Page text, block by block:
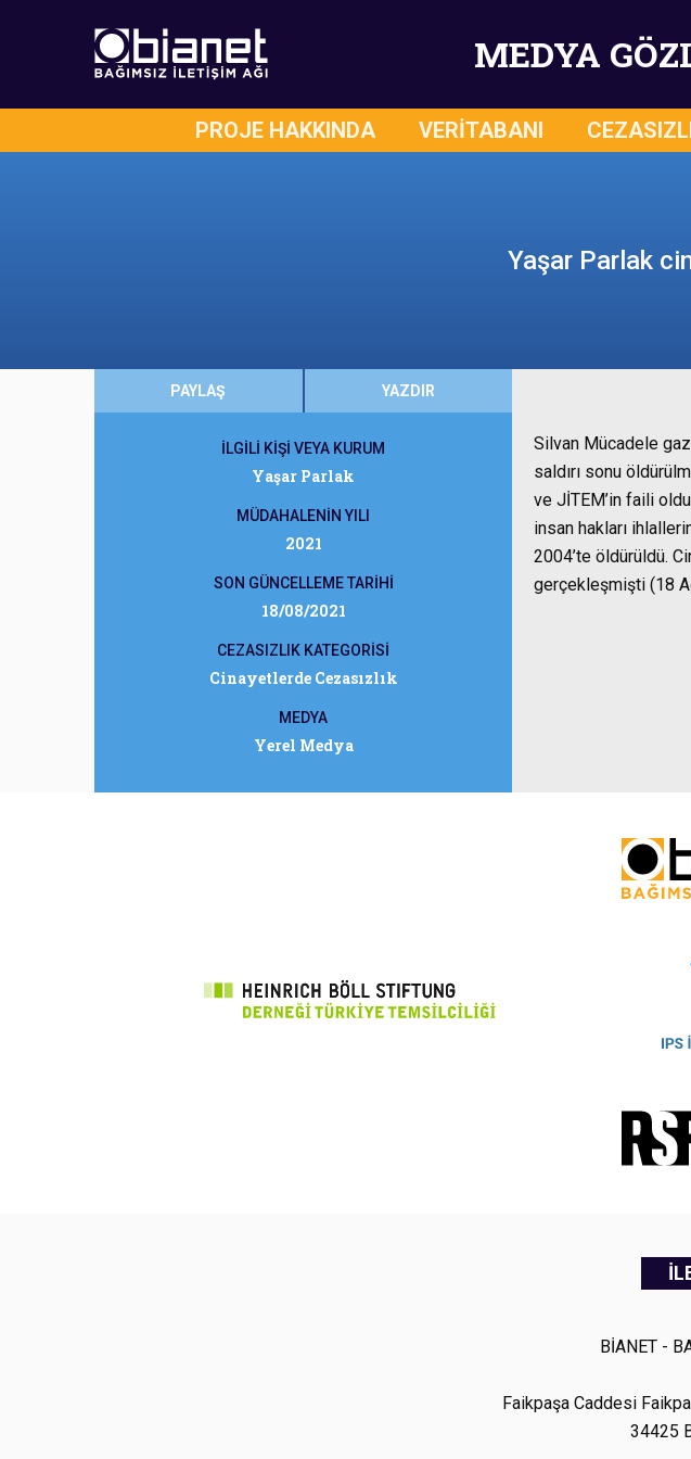
MEDYA
PROJE HAKKINDA VERİTABANI
Yaşar Parlak
PAYLAŞ YAZDIR
İLGİLİ KİŞİ VEYA KURUM
Yaşar Parlak
MÜDAHALENİN YILI
2021
SON GÜNCELLEME TARİHİ
18/08/2021
CEZASIZLIK KATEGORİSİ
Cinayetlerde Cezasızlık
MEDYA
Yerel Medya
Silvan Mücadele
saldırı sonu
ve JİTEM’in faili
insan hakları
2004’te öldürüldü.
gerçekleşmişti (18
BİANET -
Faikpaşa Caddesi
34425